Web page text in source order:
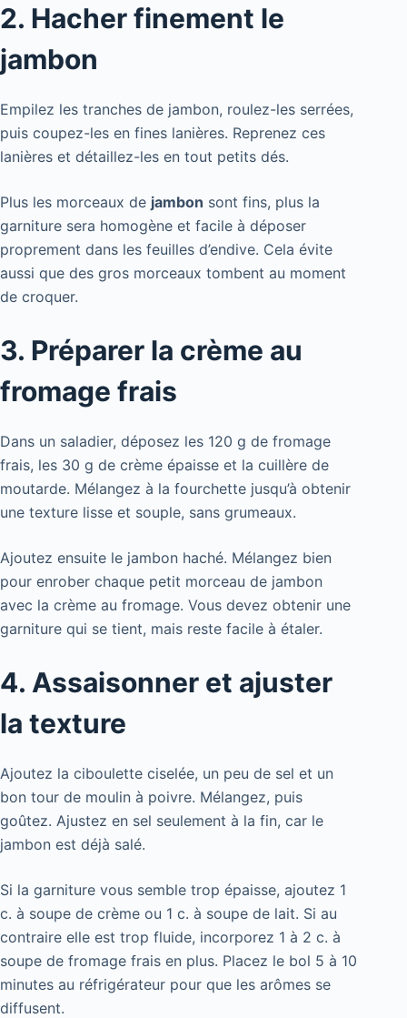
2. Hacher finement le
jambon
Empilez les tranches de jambon, roulez-les serrées,
puis coupez-les en fines lanières. Reprenez ces
lanières et détaillez-les en tout petits dés.
Plus les morceaux de jambon sont fins, plus la
garniture sera homogène et facile à déposer
proprement dans les feuilles d’endive. Cela évite
aussi que des gros morceaux tombent au moment
de croquer.
3. Préparer la crème au
fromage frais
Dans un saladier, déposez les 120 g de fromage
frais, les 30 g de crème épaisse et la cuillère de
moutarde. Mélangez à la fourchette jusqu’à obtenir
une texture lisse et souple, sans grumeaux.
Ajoutez ensuite le jambon haché. Mélangez bien
pour enrober chaque petit morceau de jambon
avec la crème au fromage. Vous devez obtenir une
garniture qui se tient, mais reste facile à étaler.
4. Assaisonner et ajuster
la texture
Ajoutez la ciboulette ciselée, un peu de sel et un
bon tour de moulin à poivre. Mélangez, puis
goûtez. Ajustez en sel seulement à la fin, car le
jambon est déjà salé.
Si la garniture vous semble trop épaisse, ajoutez 1
c. à soupe de crème ou 1 c. à soupe de lait. Si au
contraire elle est trop fluide, incorporez 1 à 2 c. à
soupe de fromage frais en plus. Placez le bol 5 à 10
minutes au réfrigérateur pour que les arômes se
diffusent.